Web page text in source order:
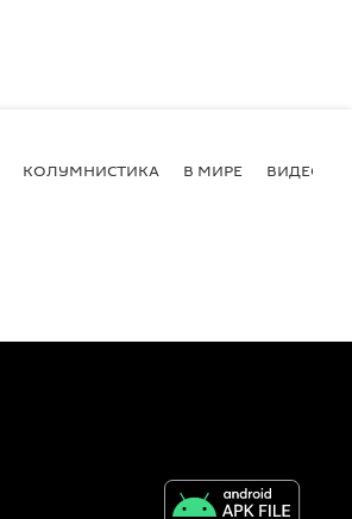
КОЛУМНИСТИКА В МИРЕ ВИДЕО